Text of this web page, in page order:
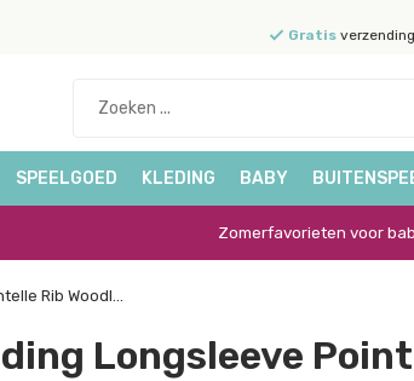
Gratis
SPEELGOED KLEDING BABY
Zomerfavorieten voor
Rib Woodl...
Longsleeve